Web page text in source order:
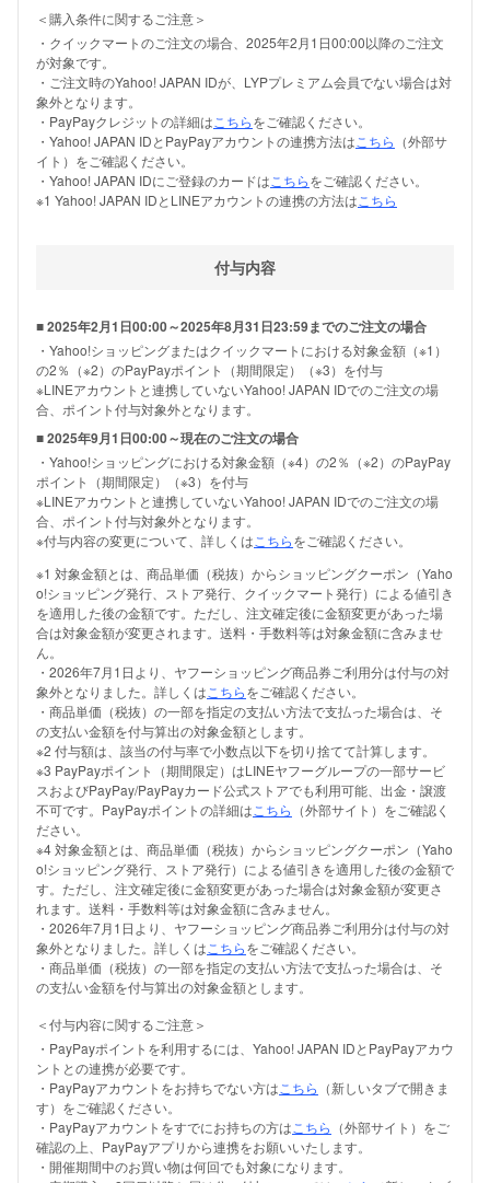
＜購入条件に関するご注意＞
・クイックマートのご注文の場合、2025年2月1日00:00以降のご注文
が対象です。
・ご注文時のYahoo! JAPAN IDが、LYPプレミアム会員でない場合は対
象外となります。
・PayPayクレジットの詳細は こちらをご確認ください。
・Yahoo! JAPAN IDとPayPayアカウントの連携方法は こちら （外部サ
イト）をご確認ください。
・Yahoo! JAPAN IDにご登録のカードは こちらをご確認ください。
※1 Yahoo! JAPAN IDとLINEアカウントの連携の方法は こちら
付与内容
■ 2025年2月1日00:00～2025年8月31日23:59までのご注文の場合
・Yahoo!ショッピングまたはクイックマートにおける対象金額（※1）
の2％（※2）のPayPayポイント（期間限定）（※3）を付与
※LINEアカウントと連携していないYahoo! JAPAN IDでのご注文の場
合、ポイント付与対象外となります。
■ 2025年9月1日00:00～現在のご注文の場合
・Yahoo!ショッピングにおける対象金額（※4）の2％（※2）のPayPay
ポイント（期間限定）（※3）を付与
※LINEアカウントと連携していないYahoo! JAPAN IDでのご注文の場
合、ポイント付与対象外となります。
※付与内容の変更について、詳しくは こちらをご確認ください。
※1 対象金額とは、商品単価（税抜）からショッピングクーポン（Yaho
o!ショッピング発行、ストア発行、クイックマート発行）による値引き
を適用した後の金額です。ただし、注文確定後に金額変更があった場
合は対象金額が変更されます。送料・手数料等は対象金額に含みませ
ん。
・2026年7月1日より、ヤフーショッピング商品券ご利用分は付与の対
象外となりました。詳しくは こちらをご確認ください。
・商品単価（税抜）の一部を指定の支払い方法で支払った場合は、そ
の支払い金額を付与算出の対象金額とします。
※2 付与額は、該当の付与率で小数点以下を切り捨てて計算します。
※3 PayPayポイント（期間限定）はLINEヤフーグループの一部サービ
スおよびPayPay/PayPayカード公式ストアでも利用可能、出金・譲渡
不可です。PayPayポイントの詳細は こちら （外部サイト）をご確認く
ださい。
※4 対象金額とは、商品単価（税抜）からショッピングクーポン（Yaho
o!ショッピング発行、ストア発行）による値引きを適用した後の金額で
す。ただし、注文確定後に金額変更があった場合は対象金額が変更さ
れます。送料・手数料等は対象金額に含みません。
・2026年7月1日より、ヤフーショッピング商品券ご利用分は付与の対
象外となりました。詳しくは こちらをご確認ください。
・商品単価（税抜）の一部を指定の支払い方法で支払った場合は、そ
の支払い金額を付与算出の対象金額とします。
＜付与内容に関するご注意＞
・PayPayポイントを利用するには、Yahoo! JAPAN IDとPayPayアカウ
ントとの連携が必要です。
・PayPayアカウントをお持ちでない方は こちら （新しいタブで開きま
す）をご確認ください。
・PayPayアカウントをすでにお持ちの方は こちら （外部サイト）をご
確認の上、PayPayアプリから連携をお願いいたします。
・開催期間中のお買い物は何回でも対象になります。